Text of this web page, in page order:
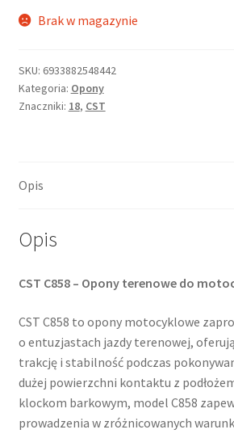
Brak w magazynie
SKU: 6933882548442
Kategoria: Opony
Znaczniki: 18, CST
Opis
Opis
CST C858 – Opony terenowe do
CST C858 to opony motocyklowe
o entuzjastach jazdy terenowej,
trakcję i stabilność podczas
dużej powierzchni kontaktu z
klockom barkowym, model C858
prowadzenia w zróżnicowanych